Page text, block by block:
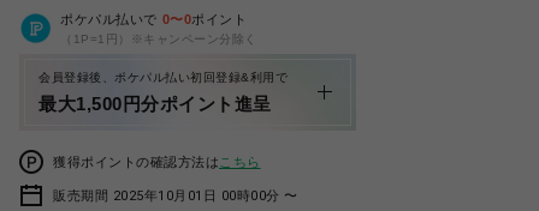
ポケパル払いで 0〜0ポイント
（1P=1円）※キャンペーン分除く
会員登録後、ポケパル払い初回登録&利用で
最大1,500円分ポイント進呈
獲得ポイントの確認方法は こちら
販売期間 2025年10月01日 00時00分 〜